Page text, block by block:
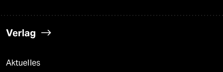
Verlag
Aktuelles